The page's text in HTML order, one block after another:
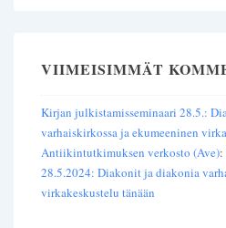
VIIMEISIMMÄT
Kirjan julkistamisseminaari 28.5.:
varhaiskirkossa ja ekumeeninen
Antiikintutkimuksen verkosto (Ave):
28.5.2024: Diakonit ja diakonia
virkakeskustelu tänään